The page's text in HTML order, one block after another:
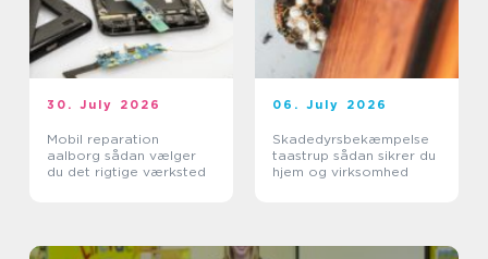
30. July 2026
Mobil reparation
aalborg sådan vælger
du det rigtige værksted
06. July 2026
Skadedyrsbekæmpelse
taastrup sådan sikrer du
hjem og virksomhed